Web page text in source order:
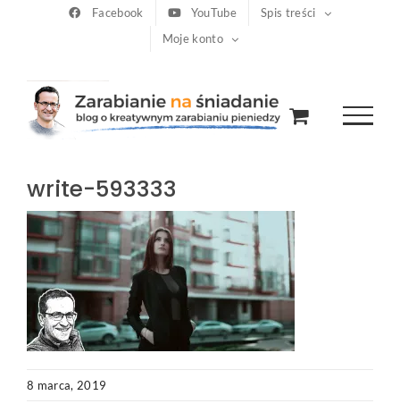
Facebook YouTube
Spis treści
Moje konto
write-593333
8 marca, 2019